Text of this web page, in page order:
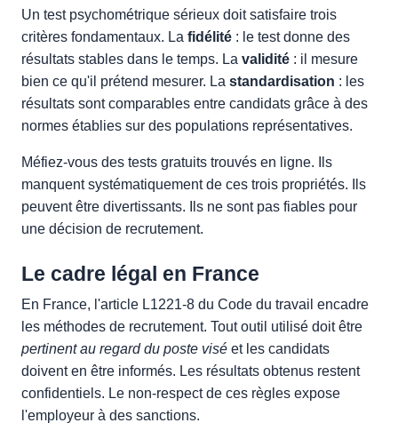
Un test psychométrique sérieux doit satisfaire trois
critères fondamentaux. La fidélité : le test donne des
résultats stables dans le temps. La validité : il mesure
bien ce qu'il prétend mesurer. La standardisation : les
résultats sont comparables entre candidats grâce à des
normes établies sur des populations représentatives.
Méfiez-vous des tests gratuits trouvés en ligne. Ils
manquent systématiquement de ces trois propriétés. Ils
peuvent être divertissants. Ils ne sont pas fiables pour
une décision de recrutement.
Le cadre légal en France
En France, l'article L1221-8 du Code du travail encadre
les méthodes de recrutement. Tout outil utilisé doit être
pertinent au regard du poste visé et les candidats
doivent en être informés. Les résultats obtenus restent
confidentiels. Le non-respect de ces règles expose
l'employeur à des sanctions.